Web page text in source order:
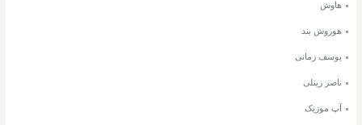
هاوش
هوروش بند
یوسف زمانی
ناصر زینلی
آپ موزیک